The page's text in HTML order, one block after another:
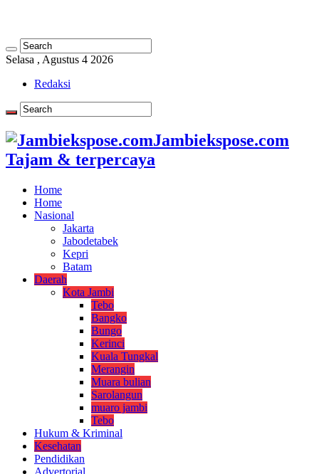
Selasa , Agustus 4 2026
Redaksi
Jambiekspose.com
Tajam & terpercaya
Home
Home
Nasional
Jakarta
Jabodetabek
Kepri
Batam
Daerah
Kota Jambi
Tebo
Bangko
Bungo
Kerinci
Kuala Tungkal
Merangin
Muara bulian
Sarolangun
muaro jambi
Tebo
Hukum & Kriminal
Kesehatan
Pendidikan
Advertorial